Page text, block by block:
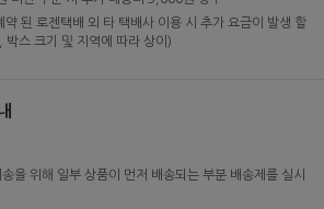
된 로젠택배 외 타 택배사 이용 시 추가 요금이 발생 할
스 크기 및 지역에 따라 상이)
을 위해 일부 상품이 먼저 배송되는 부분 배송제를 실시